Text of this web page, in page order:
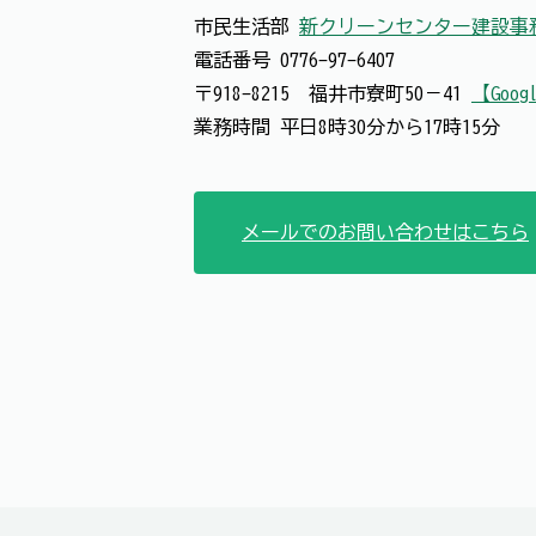
市民生活部 新クリーンセンター建設事
電話番号 0776-97-6407
〒918-8215 福井市寮町50－41
【
業務時間 平日8時30分から17時15分
メールでのお問い合わせはこちら